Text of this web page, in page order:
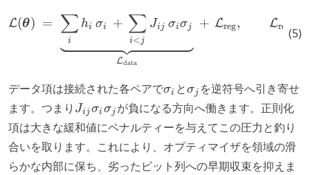
L(θ) =
Ldata
i
∑ hi σi +
i<j
∑ Jij σiσj + Lreg, Lreg(5)
データ項は接続された各ペアで\sigma_i
σi と\sigma_j
σj を逆符号へ引き寄せ
ます。つまり J_{ij}
\sigma_i
\sigma_j
Jij σi σj が負になる方向へ働きます。正則化
項は大きな緩和値にペナルティーを与えてこの圧力と釣り
合いを取ります。これにより、オプティマイザを領域の滑
らかな内部に保ち、劣ったビット列への早期収束を抑えま